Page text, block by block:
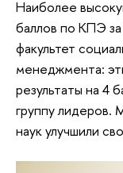
Наиболее
баллов по КПЭ
факультет
менеджмента:
результаты на 4
группу лидеров.
наук улучшили